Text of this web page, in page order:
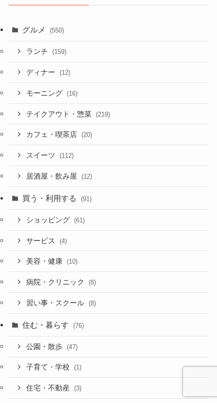
グルメ (550)
ランチ (159)
ディナー (12)
モーニング (16)
テイクアウト・惣菜 (219)
カフェ・喫茶店 (20)
スイーツ (112)
居酒屋・飲み屋 (12)
買う・利用する (91)
ショッピング (61)
サービス (4)
美容・健康 (10)
病院・クリニック (8)
習い事・スクール (8)
住む・暮らす (76)
公園・散歩 (47)
子育て・学校 (1)
住宅・不動産 (3)